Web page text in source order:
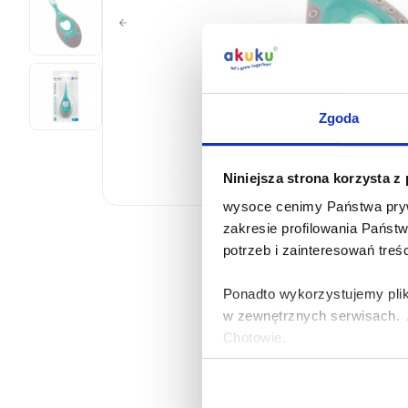
Zgoda
Niniejsza strona korzysta z
wysoce cenimy Państwa
zakresie profilowania
potrzeb i zainteresowań
Ponadto wykorzystujemy
w zewnętrznych serwisach.
Chotowie.
urządzeniach informacji